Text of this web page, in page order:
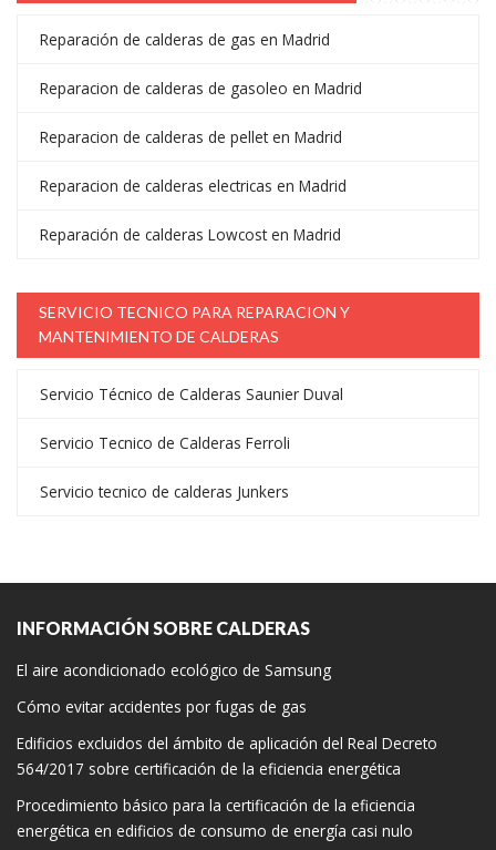
Reparación de calderas de gas en Madrid
Reparacion de calderas de gasoleo en Madrid
Reparacion de calderas de pellet en Madrid
Reparacion de calderas electricas en Madrid
Reparación de calderas Lowcost en Madrid
SERVICIO TECNICO PARA REPARACION Y
MANTENIMIENTO DE CALDERAS
Servicio Técnico de Calderas Saunier Duval
Servicio Tecnico de Calderas Ferroli
Servicio tecnico de calderas Junkers
INFORMACIÓN SOBRE CALDERAS
El aire acondicionado ecológico de Samsung
Cómo evitar accidentes por fugas de gas
Edificios excluidos del ámbito de aplicación del Real Decreto
564/2017 sobre certificación de la eficiencia energética
Procedimiento básico para la certificación de la eficiencia
energética en edificios de consumo de energía casi nulo